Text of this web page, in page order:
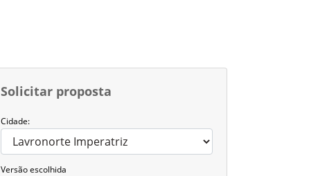
Solicitar proposta
Cidade:
Versão escolhida